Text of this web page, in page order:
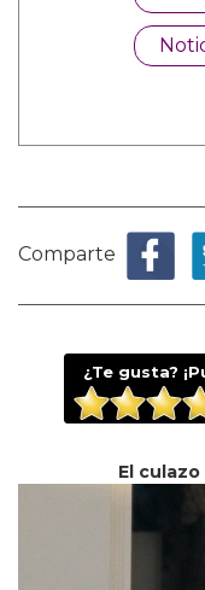
Comparte
¿Te gusta?
El